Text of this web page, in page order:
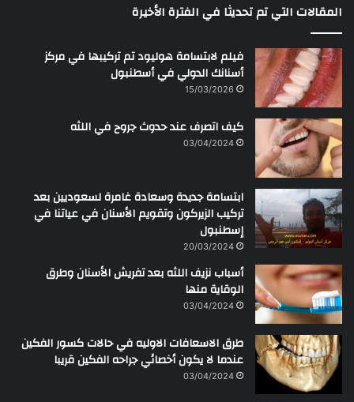
المقالات التي تم تحديثا في الفترة الأخيرة
فيلم لابتسامة هوليود تم تركيبها في مركز
أسنانك الدولي في أسطنبول
15/03/2026
كيف اتصرف عند حدوث جروح في اللثه
03/04/2024
ابتسامة جديدة وسعادة غامرة لسعوديين بعد
تركيب الزيركون وتقويم الأسنان في عياتنا في
إسطنبول
20/03/2024
أسباب نزيف اللثه بعد تفريش الأسنان وطرق
الوقاية منها
03/04/2024
طرق الاسعافات الاوليه في حالات كسور الفكين
عندما لا يكون أخصائي جراحه الفكين قريبا
03/04/2024